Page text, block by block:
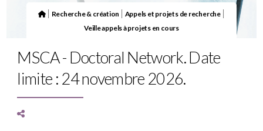
Recherche & création Appels et projets de recherche
Veille appels à projets en cours
MSCA - Doctoral Network. Date
limite : 24 novembre 2026.